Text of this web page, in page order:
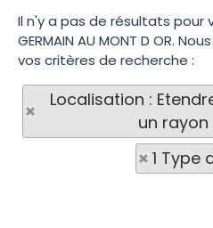
Il n'y a pas de résultats pour
GERMAIN AU MONT D OR.
vos critères de recherche :
Localisation :
un
1 Type